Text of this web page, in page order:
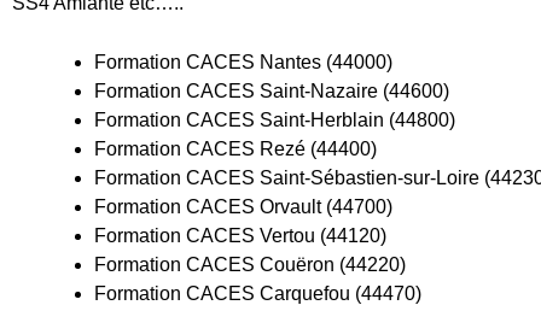
Formation CACES Nantes (44000)
Formation CACES Saint-Nazaire (44600)
Formation CACES Saint-Herblain (44800)
Formation CACES Rezé (44400)
Formation CACES Saint-Sébastien-sur-Loire
Formation CACES Orvault (44700)
Formation CACES Vertou (44120)
Formation CACES Couëron (44220)
Formation CACES Carquefou (44470)